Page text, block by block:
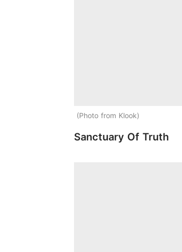
Photo from Klook
Sanctuary Of Truth